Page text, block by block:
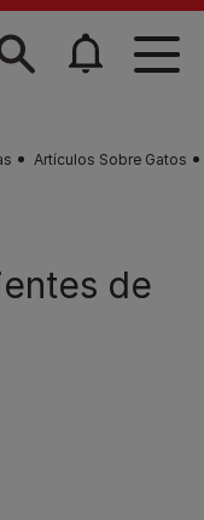
Artículos Sobre Gatos
de